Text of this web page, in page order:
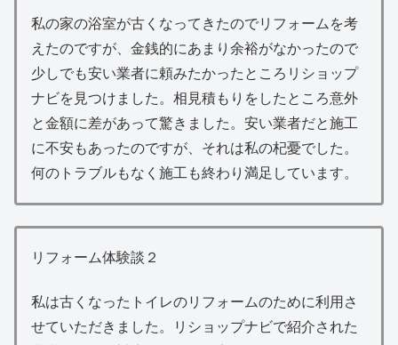
私の家の浴室が古くなってきたのでリフォームを考
えたのですが、金銭的にあまり余裕がなかったので
少しでも安い業者に頼みたかったところリショップ
ナビを見つけました。相見積もりをしたところ意外
と金額に差があって驚きました。安い業者だと施工
に不安もあったのですが、それは私の杞憂でした。
何のトラブルもなく施工も終わり満足しています。
リフォーム体験談２
私は古くなったトイレのリフォームのために利用さ
せていただきました。リショップナビで紹介された